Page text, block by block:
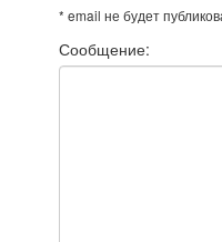
* email не будет
Сообщение: